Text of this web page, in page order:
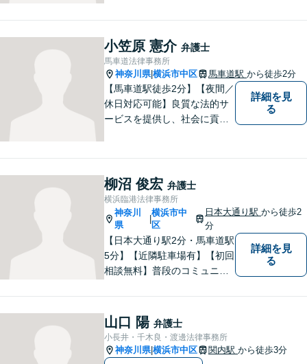
小笠原 憲介 弁護士
馬車道法律事務所
神奈川県|横浜市中区 馬車道駅 から徒歩2分
【馬車道駅徒歩2分】【夜間／
休日対応可能】良質な法的サ
ービスを提供し、社会に貢献
など、幅広く対応可能。【地
域に根ざした弁護士】どうぞ
ご相談ください。
詳細を見
る
柳沼 俊宏 弁護士
横浜臨港法律事務所
神奈川
県
横浜市中
区
日本大通り駅から徒歩2
分
【日本大通り駅2分・馬車道駅
5分】【近隣駐車場有】【初回
相談無料】普段のコミュニケ
き、法的な面だけでなく精神
的にも寄り添える存在であり
たいと願っています。 法律問
題でお困りの際は、どうぞお
気軽にご相談ください。
詳細を見
る
山口 陽 弁護士
小長井・千木良・渡邊法律事務所
神奈川県|横浜市中区 関内駅 から徒歩3分